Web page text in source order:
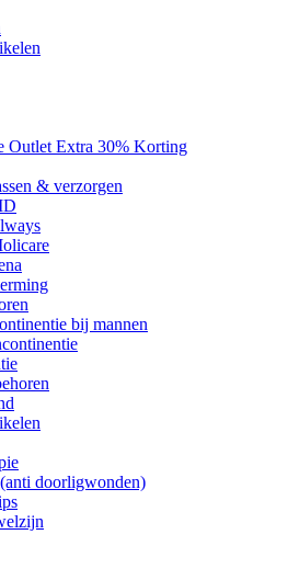
Outlet Extra 30% Korting
& verzorgen
bij mannen
doorligwonden)